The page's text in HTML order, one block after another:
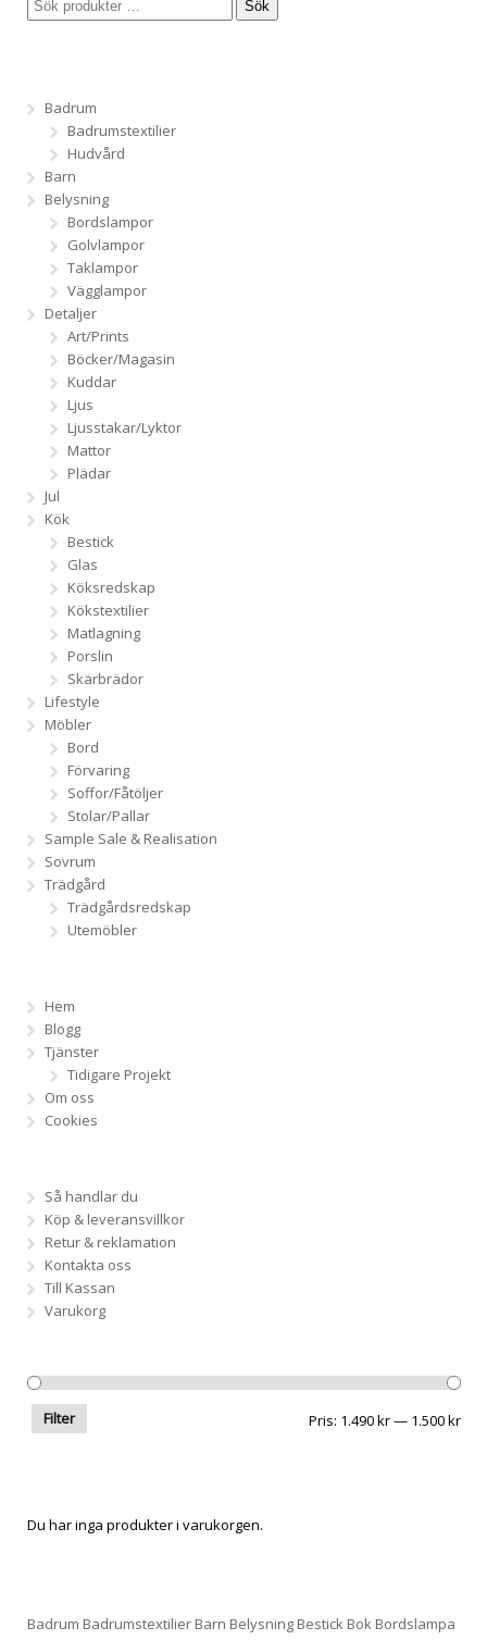
Sök
Badrum
Badrumstextilier
Hudvård
Barn
Belysning
Bordslampor
Golvlampor
Taklampor
Vägglampor
Detaljer
Art/Prints
Böcker/Magasin
Kuddar
Ljus
Ljusstakar/Lyktor
Mattor
Plädar
Jul
Kök
Bestick
Glas
Köksredskap
Kökstextilier
Matlagning
Porslin
Skärbrädor
Lifestyle
Möbler
Bord
Förvaring
Soffor/Fåtöljer
Stolar/Pallar
Sample Sale & Realisation
Sovrum
Trädgård
Trädgårdsredskap
Utemöbler
Hem
Blogg
Tjänster
Tidigare Projekt
Om oss
Cookies
Så handlar du
Köp & leveransvillkor
Retur & reklamation
Kontakta oss
Till Kassan
Varukorg
Pris
Pris
Filter Pris: 1.490 kr— 1.500 kr
Du har inga produkter i varukorgen.
Badrum Badrumstextilier Barn Belysning Bestick Bok Bordslampa